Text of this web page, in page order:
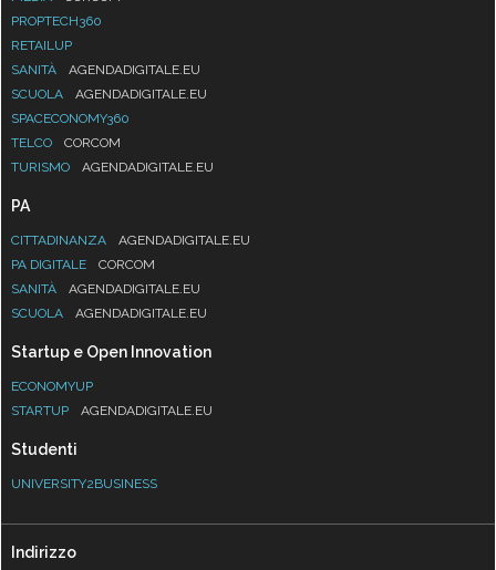
PROPTECH360
RETAILUP
SANITÀ
AGENDADIGITALE.EU
SCUOLA
AGENDADIGITALE.EU
SPACECONOMY360
TELCO
CORCOM
TURISMO
AGENDADIGITALE.EU
PA
CITTADINANZA
AGENDADIGITALE.EU
PA DIGITALE
CORCOM
SANITÀ
AGENDADIGITALE.EU
SCUOLA
AGENDADIGITALE.EU
Startup e Open Innovation
ECONOMYUP
STARTUP
AGENDADIGITALE.EU
Studenti
UNIVERSITY2BUSINESS
Indirizzo